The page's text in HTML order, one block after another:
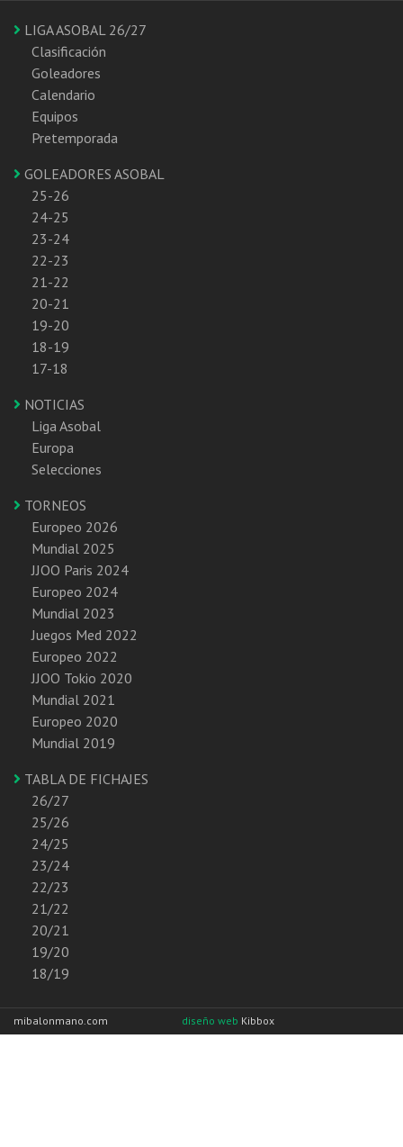
LIGA ASOBAL 26/27
Clasificación
Goleadores
Calendario
Equipos
Pretemporada
GOLEADORES ASOBAL
25-26
24-25
23-24
22-23
21-22
20-21
19-20
18-19
17-18
NOTICIAS
Liga Asobal
Europa
Selecciones
TORNEOS
Europeo 2026
Mundial 2025
JJOO Paris 2024
Europeo 2024
Mundial 2023
Juegos Med 2022
Europeo 2022
JJOO Tokio 2020
Mundial 2021
Europeo 2020
Mundial 2019
TABLA DE FICHAJES
26/27
25/26
24/25
23/24
22/23
21/22
20/21
19/20
18/19
mibalonmano.com diseño web Kibbox